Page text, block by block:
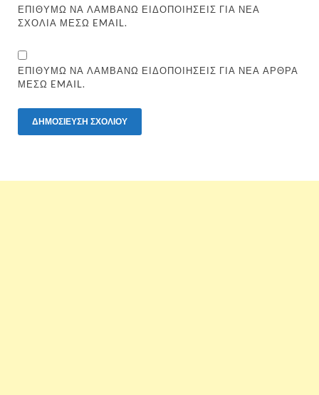
ΕΠΙΘΥΜΏ ΝΑ ΛΑΜΒΆΝΩ ΕΙΔΟΠΟΙΉΣΕΙΣ ΓΙΑ ΝΈΑ
ΣΧΌΛΙΑ ΜΈΣΩ EMAIL.
ΕΠΙΘΥΜΏ ΝΑ ΛΑΜΒΆΝΩ ΕΙΔΟΠΟΙΉΣΕΙΣ ΓΙΑ ΝΈΑ ΆΡΘΡΑ
ΜΈΣΩ EMAIL.